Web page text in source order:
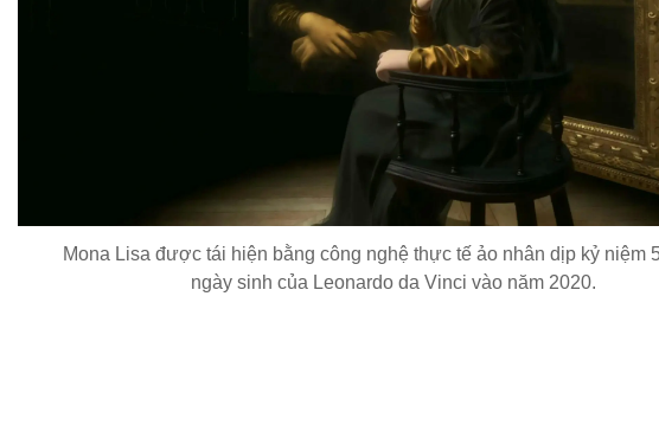
Mona Lisa được tái hiện bằng công nghệ thực tế ảo nhân dịp kỷ niệm
ngày sinh của Leonardo da Vinci vào năm 2020.